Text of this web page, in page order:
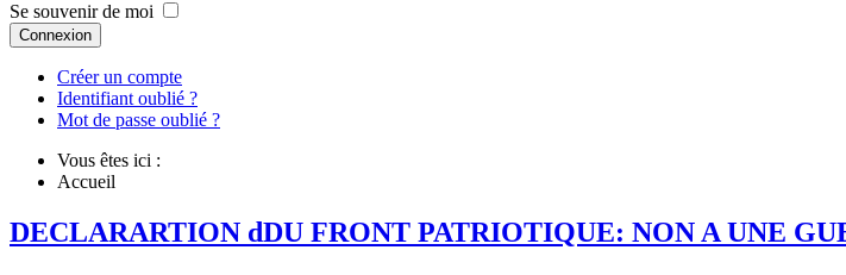
Se souvenir de moi
Connexion
Créer un compte
Identifiant oublié ?
Mot de passe oublié ?
Vous êtes ici :
Accueil
DECLARARTION dDU FRONT PATRIOTIQUE: NON A UNE